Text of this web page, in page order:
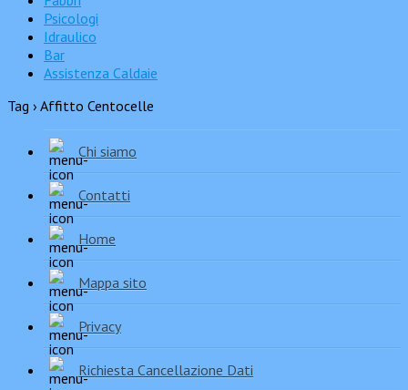
Psicologi
Idraulico
Bar
Assistenza Caldaie
Tag › Affitto Centocelle
Chi siamo
Contatti
Home
Mappa sito
Privacy
Richiesta Cancellazione Dati